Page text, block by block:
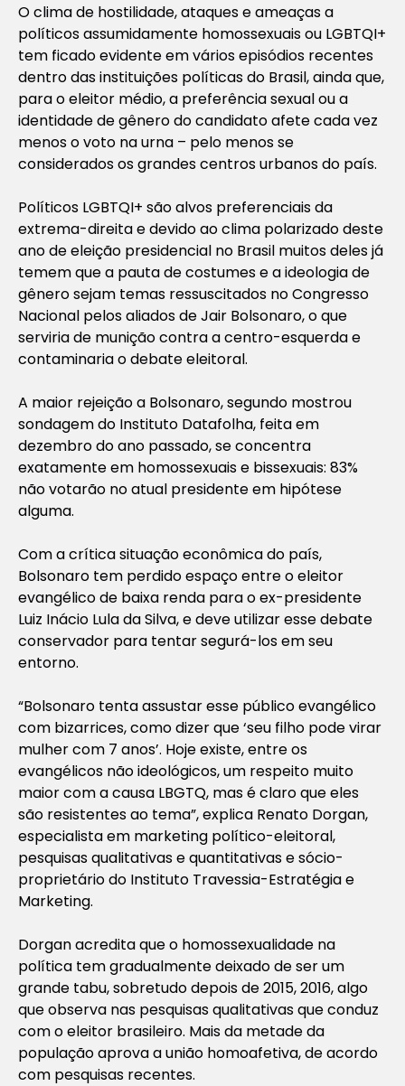
O clima de hostilidade, ataques e ameaças a
políticos assumidamente homossexuais ou LGBTQI+
tem ficado evidente em vários episódios recentes
dentro das instituições políticas do Brasil, ainda que,
para o eleitor médio, a preferência sexual ou a
identidade de gênero do candidato afete cada vez
menos o voto na urna – pelo menos se
considerados os grandes centros urbanos do país.
Políticos LGBTQI+ são alvos preferenciais da
extrema-direita e devido ao clima polarizado deste
ano de eleição presidencial no Brasil muitos deles já
temem que a pauta de costumes e a ideologia de
gênero sejam temas ressuscitados no Congresso
Nacional pelos aliados de Jair Bolsonaro, o que
serviria de munição contra a centro-esquerda e
contaminaria o debate eleitoral.
A maior rejeição a Bolsonaro, segundo mostrou
sondagem do Instituto Datafolha, feita em
dezembro do ano passado, se concentra
exatamente em homossexuais e bissexuais: 83%
não votarão no atual presidente em hipótese
alguma.
Com a crítica situação econômica do país,
Bolsonaro tem perdido espaço entre o eleitor
evangélico de baixa renda para o ex-presidente
Luiz Inácio Lula da Silva, e deve utilizar esse debate
conservador para tentar segurá-los em seu
entorno.
“Bolsonaro tenta assustar esse público evangélico
com bizarrices, como dizer que ‘seu filho pode virar
mulher com 7 anos’. Hoje existe, entre os
evangélicos não ideológicos, um respeito muito
maior com a causa LBGTQ, mas é claro que eles
são resistentes ao tema”, explica Renato Dorgan,
especialista em marketing político-eleitoral,
pesquisas qualitativas e quantitativas e sócio-
proprietário do Instituto Travessia-Estratégia e
Marketing.
Dorgan acredita que o homossexualidade na
política tem gradualmente deixado de ser um
grande tabu, sobretudo depois de 2015, 2016, algo
que observa nas pesquisas qualitativas que conduz
com o eleitor brasileiro. Mais da metade da
população aprova a união homoafetiva, de acordo
com pesquisas recentes.